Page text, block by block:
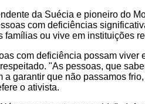
da Suécia e pioneiro do
com deficiências
ou vive em instituições
com deficiência possam viver
"As pessoas, que
garantir que não passamos
o ativista.